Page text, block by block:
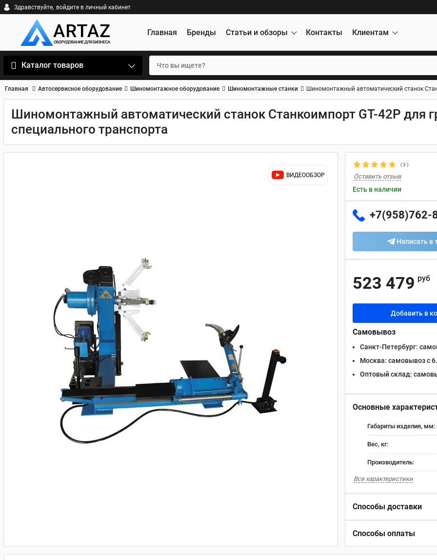
Здравствуйте, войдите в личный кабинет
Главная Бренды Статьи и обзоры Контакты Клиентам
Каталог товаров
Главная Автосервисное оборудование Шиномонтажное оборудование Шиномонтажные станки Шиномонтажный автоматический станок
Шиномонтажный автоматический станок Станкоимпорт GT-42P для
специального транспорта
ВИДЕООБЗОР
(3 )
Оставить отзыв
Есть в наличии
+7(958)762-
Написать в
523 479 руб
Добавить в
Самовывоз
Санкт-Петербург:
Москва: самовывоз с
Оптовый склад:
Основные
Габариты изделия, мм:
Вес, кг:
Производитель:
Все характеристики
Способы доставки
Способы оплаты